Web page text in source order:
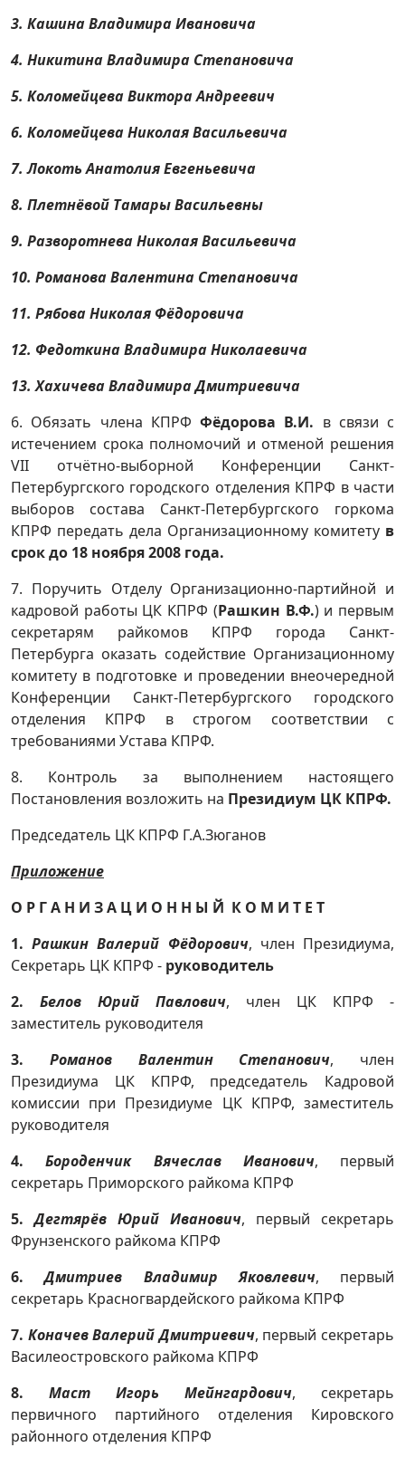
3. Кашина Владимира Ивановича
4. Никитина Владимира Степановича
5. Коломейцева Виктора Андреевич
6. Коломейцева Николая Васильевича
7.Локоть Анатолия Евгеньевича
8. Плетнёвой Тамары Васильевны
9. Разворотнева Николая Васильевича
10. Романова Валентина Степановича
11. Рябова Николая Фёдоровича
12. Федоткина Владимира Николаевича
13.Хахичева Владимира Дмитриевича
6. Обязать члена КПРФ Фёдорова В.И. в связи с
истечением срока полномочий и отменой решения
VII отчётно-выборной Конференции Санкт-
Петербургского городского отделения КПРФ в части
выборов состава Санкт-Петербургского горкома
КПРФ передать дела Организационному комитету в
срок до 18 ноября 2008 года.
7. Поручить Отделу Организационно-партийной и
кадровой работы ЦК КПРФ (Рашкин В.Ф.) и первым
секретарям райкомов КПРФ города Санкт-
Петербурга оказать содействие Организационному
комитету в подготовке и проведении внеочередной
Конференции Санкт-Петербургского городского
отделения КПРФ в строгом соответствии с
требованиями Устава КПРФ.
8. Контроль за выполнением настоящего
Постановления возложить на Президиум ЦК КПРФ.
Председатель ЦК КПРФ Г.А.Зюганов
Приложение
О Р Г А Н И З А Ц И О Н Н Ы Й К О М И Т Е Т
1.Рашкин Валерий Фёдорович, член Президиума,
Секретарь ЦК КПРФ - руководитель
2. Белов Юрий Павлович,
член ЦК КПРФ -
заместитель руководителя
3. Романов Валентин Степанович, член
Президиума ЦК КПРФ, председатель Кадровой
комиссии при Президиуме ЦК КПРФ, заместитель
руководителя
4.Бороденчик Вячеслав Иванович,
первый
секретарь Приморского райкома КПРФ
5.Дегтярёв Юрий Иванович,
первый секретарь
Фрунзенского райкома КПРФ
6.Дмитриев Владимир Яковлевич,
первый
секретарь Красногвардейского райкома КПРФ
7. Коначев Валерий Дмитриевич, первый секретарь
Василеостровского райкома КПРФ
8. Маст Игорь Мейнгардович,
секретарь
первичного партийного отделения Кировского
районного отделения КПРФ